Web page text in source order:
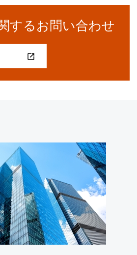
するお問い合わせ